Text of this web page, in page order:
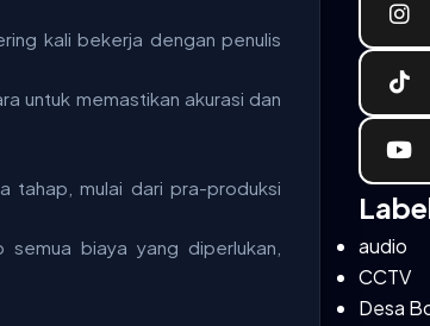
kali bekerja dengan penulis
untuk memastikan akurasi dan
tahap, mulai dari pra-produksi
biaya yang diperlukan,
audio
CCTV
Desa